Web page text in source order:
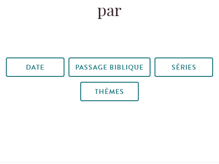
par
DATE PASSAGE BIBLIQUE SÉRIES
THÈMES